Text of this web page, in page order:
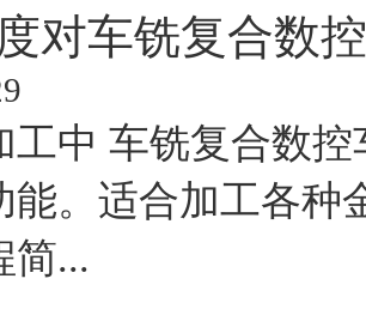
对车铣复合数
工中 车铣复合数
能。适合加工各种
简...